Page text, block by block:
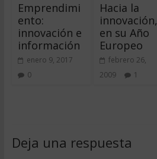
Emprendimi
ento:
innovación e
información
enero 9, 2017
0
Hacia la
innovación,
en su Año
Europeo
febrero 26,
2009
1
Deja una respuesta